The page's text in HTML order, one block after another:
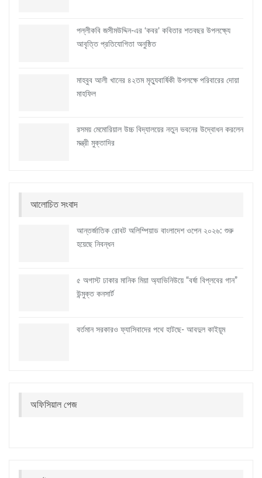
পল্লীকবি জসীমউদ্দিন-এর ‘কবর’ কবিতার শতবছর উপলক্ষ্যে
আবৃত্তি প্রতিযোগিতা অনুষ্ঠিত
মাহবুব আলী খানের ৪২তম মৃত্যুবার্ষিকী উপলক্ষে পরিবারের দোয়া
মাহফিল
রসময় মেমোরিয়াল উচ্চ বিদ্যালয়ের নতুন ভবনের উদ্বোধন করলেন
মন্ত্রী মুক্তাদির
আলোচিত সংবাদ
আন্তর্জাতিক রোবট অলিম্পিয়াড বাংলাদেশ ওপেন ২০২৬: শুরু
হয়েছে নিবন্ধন
৫ অগাস্ট ঢাকার মানিক মিয়া অ্যাভিনিউয়ে “বর্ষা বিপ্লবের গান”
উন্মুক্ত কনসার্ট
বর্তমান সরকারও ফ্যাসিবাদের পথে হাটছে- আবদুল কাইয়ূম
অফিসিয়াল পেজ